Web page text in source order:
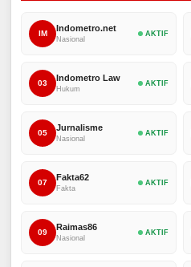
IM
Indometro.net
Nasional
AKTIF
03
Indometro Law
Hukum
AKTIF
05
Jurnalisme
Nasional
AKTIF
07
Fakta62
Fakta
AKTIF
09
Raimas86
Nasional
AKTIF